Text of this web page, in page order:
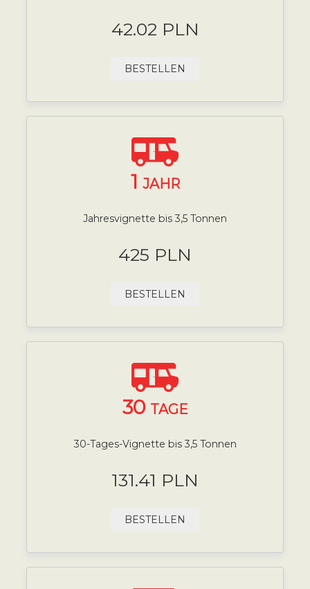
42.02 PLN
BESTELLEN
1 JAHR
Jahresvignette bis 3,5 Tonnen
425 PLN
BESTELLEN
30 TAGE
30-Tages-Vignette bis 3,5 Tonnen
131.41 PLN
BESTELLEN